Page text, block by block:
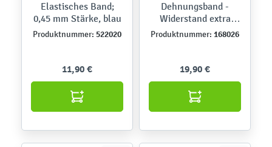
Elastisches Band;
0,45 mm Stärke, blau
Produktnummer: 522020
11,90 €
Dehnungsband -
Widerstand extra
schwach
Produktnummer: 168026
19,90 €